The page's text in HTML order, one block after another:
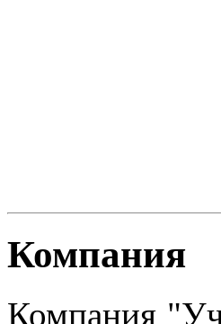
Компания
Компания